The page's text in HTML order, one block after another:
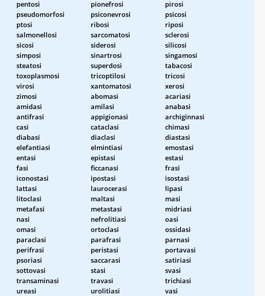
pentosi pionefrosi
pirosi
pseudomorfosi psiconevrosi
psicosi
ptosi ribosi
riposi
salmonellosi sarcomatosi
sclerosi
sicosi siderosi
silicosi
simposi sinartrosi
singamosi
steatosi superdosi
tabacosi
toxoplasmosi tricoptilosi
tricosi
virosi xantomatosi
xerosi
zimosi abomasi
acariasi
amidasi amilasi
anabasi
antifrasi appigionasi
archiginnasi
casi cataclasi
chimasi
diabasi diaclasi
diastasi
elefantiasi elmintiasi
emostasi
entasi epistasi
estasi
fasi ficcanasi
frasi
iconostasi ipostasi
isostasi
lattasi laurocerasi
lipasi
litoclasi maltasi
masi
metafasi metastasi
midriasi
nasi nefrolitiasi
oasi
omasi ortoclasi
ossidasi
paraclasi parafrasi
parnasi
perifrasi peristasi
portavasi
psoriasi saccarasi
satiriasi
sottovasi stasi
svasi
transaminasi travasi
trichiasi
ureasi urolitiasi vasi